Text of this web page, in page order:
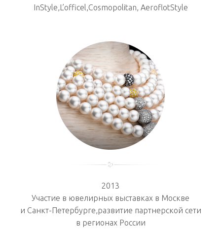
InStyle,L’officel,Cosmopolitan, AeroflotStyle
2013
Участие в ювелирных выставках в Москве
и Санкт-Петербурге,развитие партнерской сети
в регионах России